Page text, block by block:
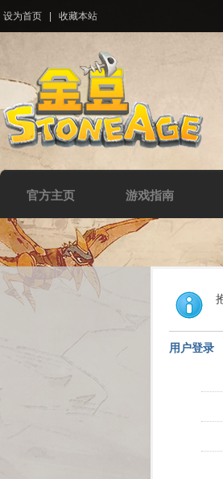
设为首页 收藏本站
官方主页 游戏指南
用户登录